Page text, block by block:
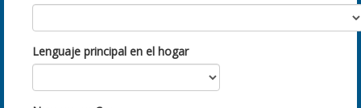
Lenguaje principal en el hogar